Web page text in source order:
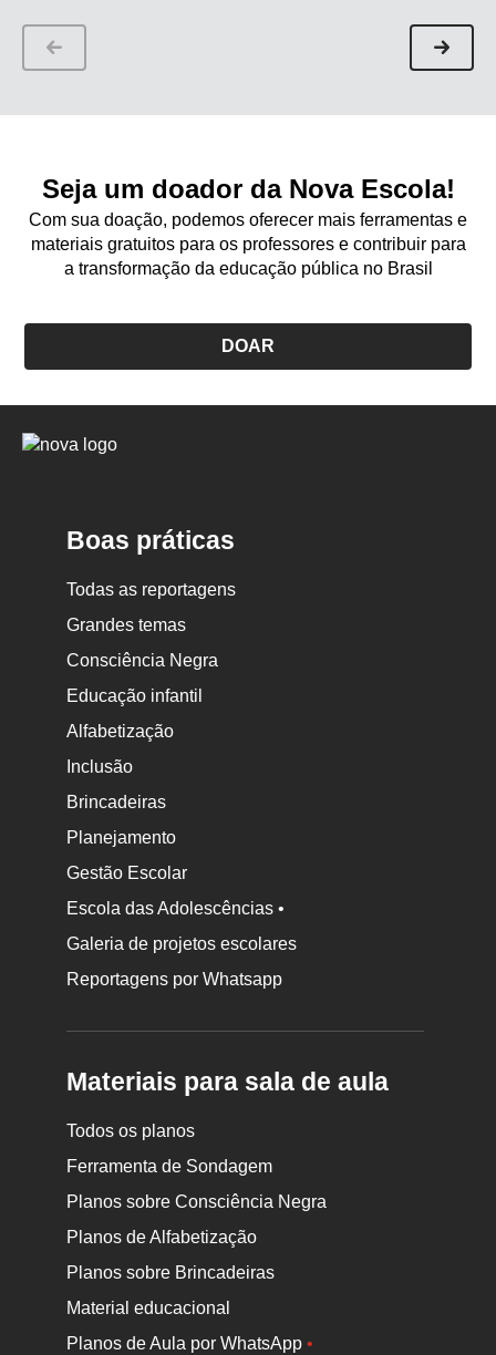
Seja um doador da Nova Escola!
Com sua doação, podemos oferecer mais ferramentas e
materiais gratuitos para os professores e contribuir para
a transformação da educação pública no Brasil
DOAR
Logo
Boas práticas
Todas as reportagens
Grandes temas
Consciência Negra
Educação infantil
Alfabetização
Inclusão
Brincadeiras
Planejamento
Gestão Escolar
Escola das Adolescências •
Galeria de projetos escolares
Reportagens por Whatsapp
Materiais para sala de aula
Todos os planos
Ferramenta de Sondagem
Planos sobre Consciência Negra
Planos de Alfabetização
Planos sobre Brincadeiras
Material educacional
Planos de Aula por WhatsApp•